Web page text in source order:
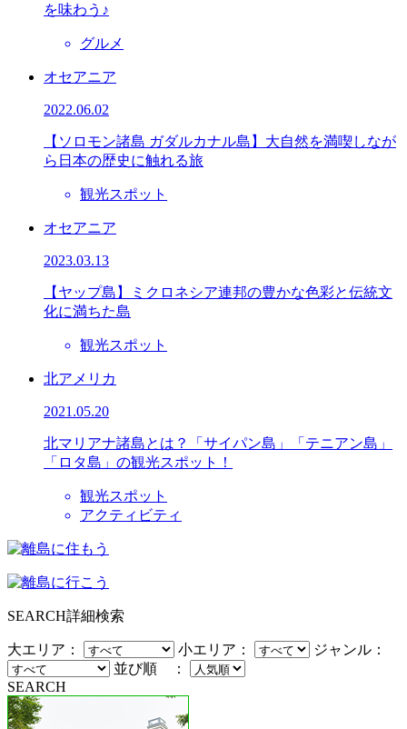
を味わう♪
グルメ
オセアニア
2022.06.02
【ソロモン諸島 ガダルカナル島】大自然を満喫しなが
ら日本の歴史に触れる旅
観光スポット
オセアニア
2023.03.13
【ヤップ島】ミクロネシア連邦の豊かな色彩と伝統文
化に満ちた島
観光スポット
北アメリカ
2021.05.20
北マリアナ諸島とは？「サイパン島」「テニアン島」
「ロタ島」の観光スポット！
観光スポット
アクティビティ
SEARCH詳細検索
大エリア： 小エリア：
ジャンル：
並び順 ：
SEARCH